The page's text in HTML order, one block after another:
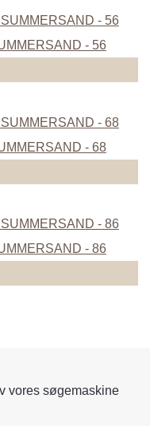
- 56
- 68
- 86
vores søgemaskine